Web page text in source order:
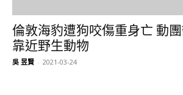
倫敦海豹遭狗咬傷重身亡 動
靠近野生動物
吳 昱賢 - 2021-03-24